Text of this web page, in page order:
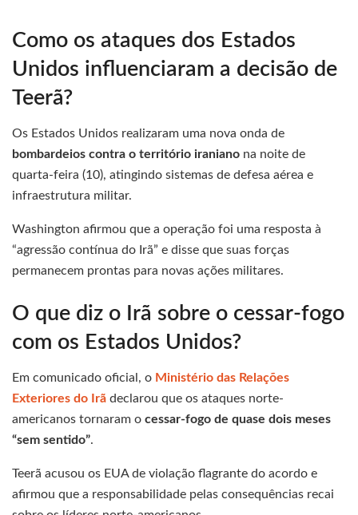
Como os ataques dos Estados
Unidos influenciaram a decisão de
Teerã?
Os Estados Unidos realizaram uma nova onda de
bombardeios contra o território iraniano na noite de
quarta-feira (10), atingindo sistemas de defesa aérea e
infraestrutura militar.
Washington afirmou que a operação foi uma resposta à
“agressão contínua do Irã” e disse que suas forças
permanecem prontas para novas ações militares.
O que diz o Irã sobre o cessar-fogo
com os Estados Unidos?
Em comunicado oficial, o Ministério das Relações
Exteriores do Irã declarou que os ataques norte-
americanos tornaram o cessar-fogo de quase dois meses
“sem sentido”.
Teerã acusou os EUA de violação flagrante do acordo e
afirmou que a responsabilidade pelas consequências recai